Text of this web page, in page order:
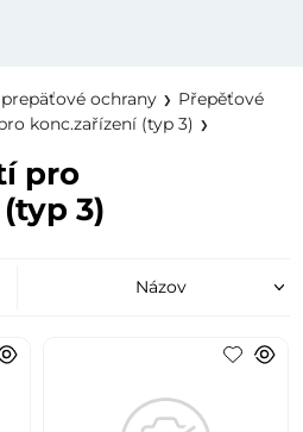
ochrany
Přepěťové
konc.zařízení (typ 3)
pro
3)